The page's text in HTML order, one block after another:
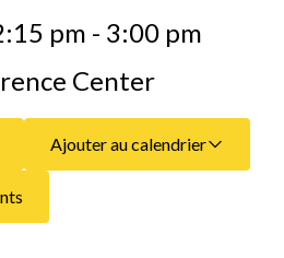
pm - 3:00 pm
Center
Ajouter au calendrier